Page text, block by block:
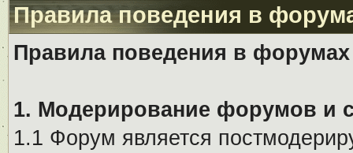
Правила поведения в
Правила поведения в
1. Модерирование форумов и
1.1 Форум является